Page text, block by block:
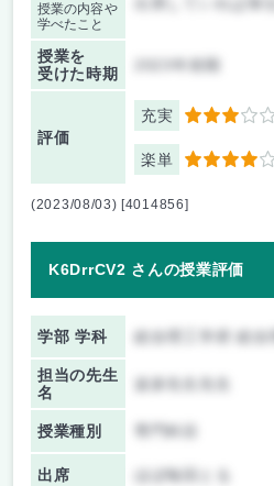
授業の内容や
学べたこと
授業を
受けた時期
評価
充実 3
楽単 4
(2023/08/03) [4014856]
K6DrrCV2 さんの授業評価
学部 学科
担当の先生
名
授業種別
出席 ほぼ毎回とる